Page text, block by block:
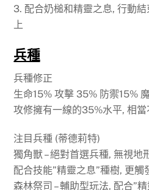
3. 配合奶槌和精靈之息, 行動
上
兵種
兵種修正
生命15% 攻擊 35% 防禦15%
攻修擁有一線的35%水平, 相當
注目兵種 (蒂德莉特)
獨角獸 – 絕對首選兵種, 無視地
配合技能”精靈之息”種樹, 更
森林祭司 – 輔助型玩法, 配合”